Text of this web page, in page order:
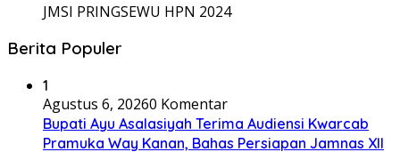
JMSI PRINGSEWU HPN 2024
Berita Populer
1
Agustus 6, 20260 Komentar
Bupati Ayu Asalasiyah Terima Audiensi Kwarcab
Pramuka Way Kanan, Bahas Persiapan Jamnas XII